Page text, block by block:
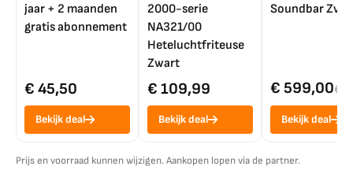
jaar + 2 maanden
gratis abonnement
€ 45,50
Bekijk deal
2000-serie
NA321/00
Heteluchtfriteuse
Zwart
€ 109,99
Bekijk deal
Soundbar
€ 599,00€
Bekijk deal
Prijs en voorraad kunnen wijzigen. Aankopen lopen via de partner.